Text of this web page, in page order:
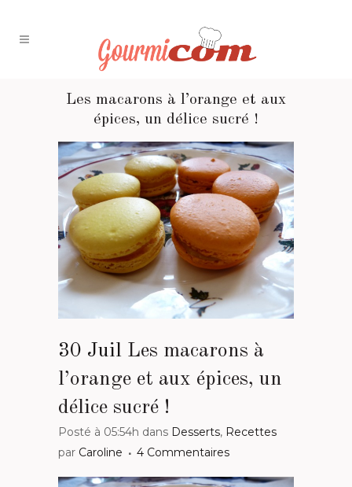
Les macarons à l’orange et aux
épices, un délice sucré !
30 Juil Les macarons à
l’orange et aux épices, un
délice sucré !
Posté à 05:54h dans Desserts, Recettes
par Caroline 4 Commentaires